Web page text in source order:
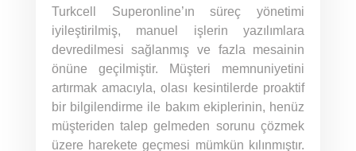
Turkcell Superonline’ın süreç yönetimi
iyileştirilmiş, manuel işlerin yazılımlara
devredilmesi sağlanmış ve fazla mesainin
önüne geçilmiştir. Müşteri memnuniyetini
artırmak amacıyla, olası kesintilerde proaktif
bir bilgilendirme ile bakım ekiplerinin, henüz
müşteriden talep gelmeden sorunu çözmek
üzere harekete geçmesi mümkün kılınmıştır.